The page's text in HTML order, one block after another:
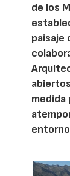
de los
paisaje
medida